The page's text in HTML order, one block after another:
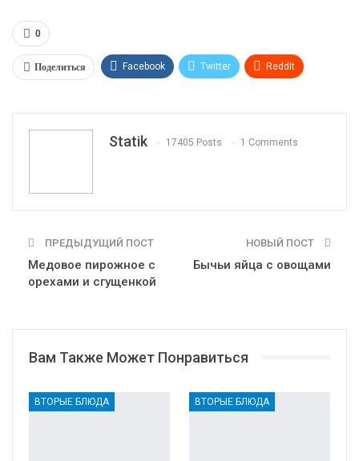
0
Поделиться Facebook Twitter ReddIt
Statik 17405 Posts 1 Comments
ПРЕДЫДУЩИЙ ПОСТ
Медовое пирожное с
орехами и сгущенкой
НОВЫЙ ПОСТ
Бычьи яйца с овощами
Вам Также Может Понравиться
ВТОРЫЕ БЛЮДА ВТОРЫЕ БЛЮДА